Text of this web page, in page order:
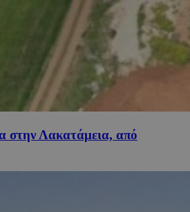
στην Λακατάμεια, από